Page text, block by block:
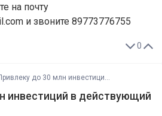
на почту
и звоните 89773776755
0
до 30 млн инвестиций в дей
инвестиций в действующий